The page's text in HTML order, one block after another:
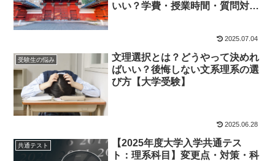
いい？学費・授業時間・質問対
2025.07.04
受験生の悩み
文理選択とは？どうやって決めれ
ばいい？後悔しない文系理系の選
び方【大学受験】
2025.06.28
共通テスト
【2025年度大学入学共通テス
ト：理系科目】変更点・対策・科